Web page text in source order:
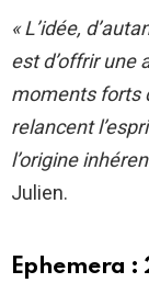
« L’idée,
est d’offrir une
moments forts
relancent
l’origine
Julien.
Ephemera :